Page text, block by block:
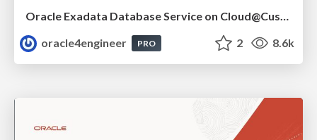
oracle4engineer
PRO 2 8.6k